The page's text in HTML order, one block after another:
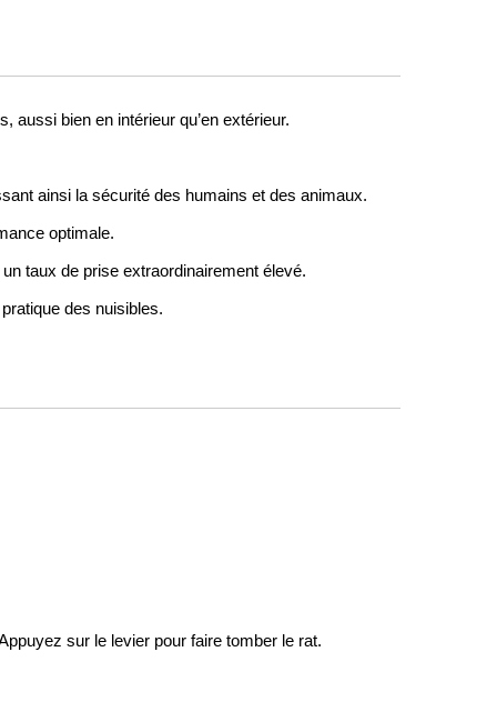
aussi bien en intérieur qu’en extérieur.
ainsi la sécurité des humains et des animaux.
optimale.
taux de prise extraordinairement élevé.
des nuisibles.
sur le levier pour faire tomber le rat.